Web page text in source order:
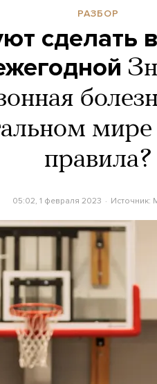
РАЗБОР
сделать
мире
правила?
05:02, 1 февраля 2023 Источник: